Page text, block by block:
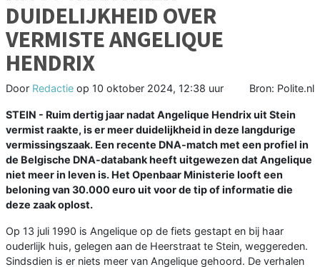
DUIDELIJKHEID OVER
VERMISTE ANGELIQUE
HENDRIX
Door Redactie op 10 oktober 2024, 12:38 uur Bron: Polite.nl
STEIN - Ruim dertig jaar nadat Angelique Hendrix uit Stein
vermist raakte, is er meer duidelijkheid in deze langdurige
vermissingszaak. Een recente DNA-match met een profiel in
de Belgische DNA-databank heeft uitgewezen dat Angelique
niet meer in leven is. Het Openbaar Ministerie looft een
beloning van 30.000 euro uit voor de tip of informatie die
deze zaak oplost.
Op 13 juli 1990 is Angelique op de fiets gestapt en bij haar
ouderlijk huis, gelegen aan de Heerstraat te Stein, weggereden.
Sindsdien is er niets meer van Angelique gehoord. De verhalen